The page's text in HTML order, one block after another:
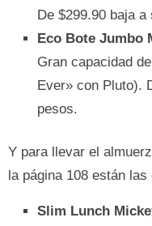
De $299.90 baja
Eco Bote Jumbo
Gran capacidad
Ever» con Pluto).
pesos.
Y para llevar el
la página 108 están
Slim Lunch